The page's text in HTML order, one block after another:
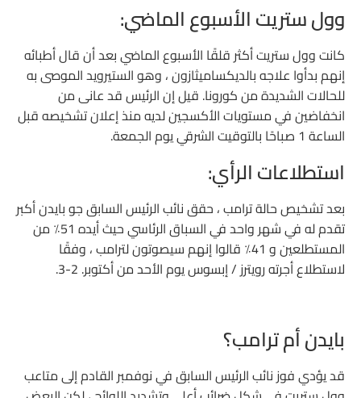
وول ستريت الأسبوع الماضي:
كانت وول ستريت أكثر قلقًا الأسبوع الماضي بعد أن قال أطبائه
إنهم بدأوا علاجه بالديكساميثازون ، وهو الستيرويد الموصى به
للحالات الشديدة من كورونا. قيل إن الرئيس قد عانى من
انخفاضين في مستويات الأكسجين لديه منذ إعلان تشخيصه قبل
الساعة 1 صباحًا بالتوقيت الشرقي يوم الجمعة.
استطلاعات الرأي:
بعد تشخيص حالة ترامب ، حقق نائب الرئيس السابق جو بايدن أكبر
تقدم له في شهر واحد في السباق الرئاسي حيث أيده 51٪ من
المستطلعين و 41٪ قالوا إنهم سيصوتون لترامب ، وفقًا
لاستطلاع أجرته رويترز / إبسوس يوم الأحد من أكتوبر. 2-3.
بايدن أم ترامب؟
قد يؤدي فوز نائب الرئيس السابق في نوفمبر القادم إلى متاعب